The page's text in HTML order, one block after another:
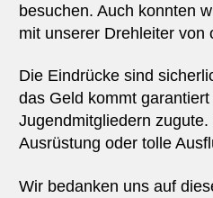
besuchen. Auch konnten
mit unserer Drehleiter von
Die Eindrücke sind
das Geld kommt garantiert
Jugendmitgliedern
Ausrüstung oder tolle
Wir bedanken uns auf